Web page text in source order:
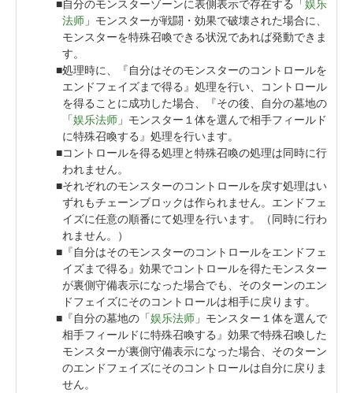
自分のモンスターゾーンに表側表示で存在する「娱乐
法师 」モンスターが戦闘・効果で破壊された場合に、
モンスターを特殊召喚できる状況であれば発動できま
す。
処理時に、『自分はそのモンスターのコントロールを
エンドフェイズまで得る』処理を行い、コントロール
を得ることに成功した場合、『その後、自分の墓地の
「娱乐法师 」モンスター１体を選んで相手フィールド
に特殊召喚する』処理を行います。
コントロールを得る処理と特殊召喚の処理は同時に行
われません。
それぞれのモンスターのコントロールを戻す処理はい
ずれもチェーンブロックは作られません。エンドフェ
イズに任意の順番にて処理を行います。（同時に行わ
れません。）
『自分はそのモンスターのコントロールをエンドフェ
イズまで得る』効果でコントロールを得たモンスター
が裏側守備表示になった場合でも、そのターンのエン
ドフェイズにそのコントロールは相手に戻ります。
『自分の墓地の「娱乐法师 」モンスター１体を選んで
相手フィールドに特殊召喚する』効果で特殊召喚した
モンスターが裏側守備表示になった場合、そのターン
のエンドフェイズにそのコントロールは自分に戻りま
せん。